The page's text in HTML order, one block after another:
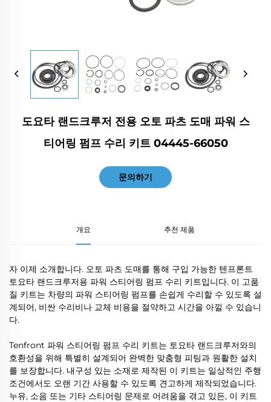
도요타 랜드크루저 전용 오토 파츠 도매 파워 스
티어링 펌프 수리 키트 04445-66050
문의하기
개요 추천 제품
자 이제 소개합니다. 오토 파츠 도매를 통해 구입 가능한 텐프론트
토요타 랜드크루저용 파워 스티어링 펌프 수리 키트입니다. 이 고품
질 키트는 차량의 파워 스티어링 펌프를 손쉽게 수리할 수 있도록 설
계되어, 비싼 수리비나 교체 비용을 절약하고 시간을 아낄 수 있습니
다.
Tenfront 파워 스티어링 펌프 수리 키트는 토요타 랜드크루저와의
호환성을 위해 특별히 설계되어 완벽한 맞춤형 피팅과 원활한 설치
를 보장합니다. 내구성 있는 소재로 제작된 이 키트는 일상적인 주행
조건에서도 오랜 기간 사용할 수 있도록 견고하게 제작되었습니다.
누유, 소음 또는 기타 스티어링 문제로 어려움을 겪고 있든, 이 키트